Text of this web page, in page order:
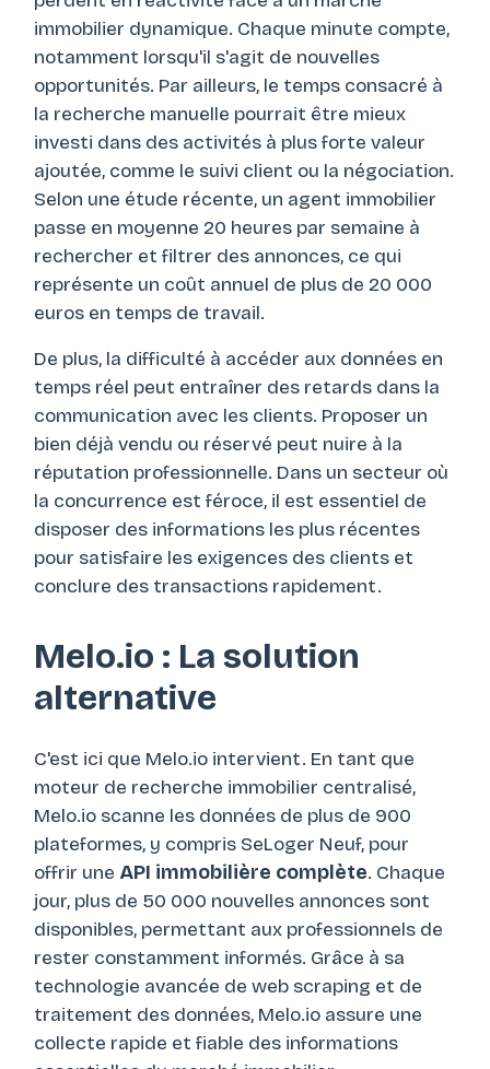
immobilier dynamique. Chaque minute compte,
notamment lorsqu'il s'agit de nouvelles
opportunités. Par ailleurs, le temps consacré à
la recherche manuelle pourrait être mieux
investi dans des activités à plus forte valeur
ajoutée, comme le suivi client ou la négociation.
Selon une étude récente, un agent immobilier
passe en moyenne 20 heures par semaine à
rechercher et filtrer des annonces, ce qui
représente un coût annuel de plus de 20 000
euros en temps de travail.
De plus, la difficulté à accéder aux données en
temps réel peut entraîner des retards dans la
communication avec les clients. Proposer un
bien déjà vendu ou réservé peut nuire à la
réputation professionnelle. Dans un secteur où
la concurrence est féroce, il est essentiel de
disposer des informations les plus récentes
pour satisfaire les exigences des clients et
conclure des transactions rapidement.
Melo.io : La solution
alternative
C'est ici que Melo.io intervient. En tant que
moteur de recherche immobilier centralisé,
Melo.io scanne les données de plus de 900
plateformes, y compris SeLoger Neuf, pour
offrir une API immobilière complète. Chaque
jour, plus de 50 000 nouvelles annonces sont
disponibles, permettant aux professionnels de
rester constamment informés. Grâce à sa
technologie avancée de web scraping et de
traitement des données, Melo.io assure une
collecte rapide et fiable des informations